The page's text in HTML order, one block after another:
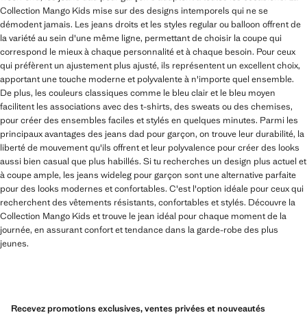
Collection Mango Kids mise sur des designs intemporels qui ne se
démodent jamais. Les jeans droits et les styles regular ou balloon offrent de
la variété au sein d'une même ligne, permettant de choisir la coupe qui
correspond le mieux à chaque personnalité et à chaque besoin. Pour ceux
qui préfèrent un ajustement plus ajusté, ils représentent un excellent choix,
apportant une touche moderne et polyvalente à n'importe quel ensemble.
De plus, les couleurs classiques comme le bleu clair et le bleu moyen
facilitent les associations avec des t-shirts, des sweats ou des chemises,
pour créer des ensembles faciles et stylés en quelques minutes. Parmi les
principaux avantages des jeans dad pour garçon, on trouve leur durabilité, la
liberté de mouvement qu'ils offrent et leur polyvalence pour créer des looks
aussi bien casual que plus habillés. Si tu recherches un design plus actuel et
à coupe ample, les jeans wideleg pour garçon sont une alternative parfaite
pour des looks modernes et confortables. C'est l'option idéale pour ceux qui
recherchent des vêtements résistants, confortables et stylés. Découvre la
Collection Mango Kids et trouve le jean idéal pour chaque moment de la
journée, en assurant confort et tendance dans la garde-robe des plus
jeunes.
Recevez promotions exclusives, ventes privées et nouveautés